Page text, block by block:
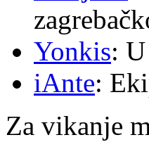
Yonkis:
iAnte:
Za vikanje